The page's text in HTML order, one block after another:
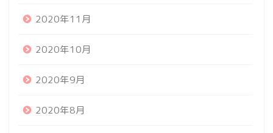
2020年11月
2020年10月
2020年9月
2020年8月